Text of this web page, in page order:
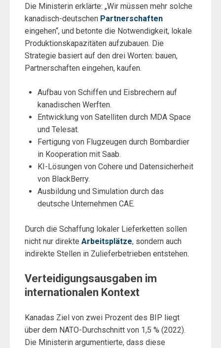
Die Ministerin erklärte: „Wir müssen mehr solche
kanadisch-deutschen Partnerschaften
eingehen“, und betonte die Notwendigkeit, lokale
Produktionskapazitäten aufzubauen. Die
Strategie basiert auf den drei Worten: bauen,
Partnerschaften eingehen, kaufen.
Aufbau von Schiffen und Eisbrechern auf
kanadischen Werften.
Entwicklung von Satelliten durch MDA Space
und Telesat.
Fertigung von Flugzeugen durch Bombardier
in Kooperation mit Saab.
KI-Lösungen von Cohere und Datensicherheit
von BlackBerry.
Ausbildung und Simulation durch das
deutsche Unternehmen CAE.
Durch die Schaffung lokaler Lieferketten sollen
nicht nur direkte Arbeitsplätze, sondern auch
indirekte Stellen in Zulieferbetrieben entstehen.
Verteidigungsausgaben im
internationalen Kontext
Kanadas Ziel von zwei Prozent des BIP liegt
über dem NATO-Durchschnitt von 1,5 % (2022).
Die Ministerin argumentierte, dass diese